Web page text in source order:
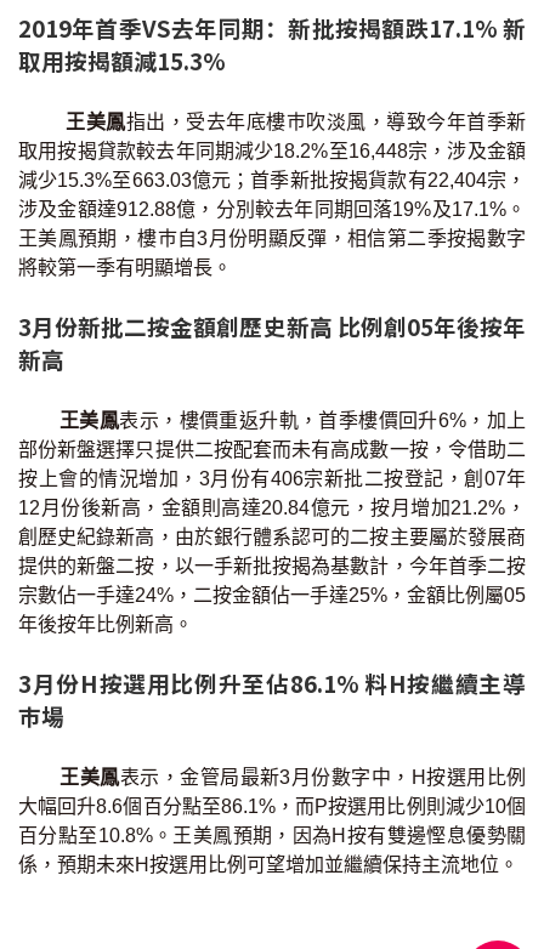
下載中心
按揭全面睇
新聞/研究
公司動態
按市新聞
按揭快趣智識
按揭智庫
樓按專欄
按揭百科
實時銀行資訊
裝修·保險優惠
免費裝修轉介服務
裝修設計專欄
火險、家居、寵物保險
2019年首季VS去年同期：新批按揭額跌17.1% 新
取用按揭額減15.3%
王美鳳指出，受去年底樓巿吹淡風，導致今年首季新
取用按揭貸款較去年同期減少18.2%至16,448宗，涉及金額
減少15.3%至663.03億元；首季新批按揭貨款有22,404宗，
涉及金額達912.88億，分別較去年同期回落19%及17.1%。
王美鳳預期，樓巿自3月份明顯反彈，相信第二季按揭數字
將較第一季有明顯增長。
3月份新批二按金額創歷史新高 比例創05年後按年
新高
王美鳳表示，樓價重返升軌，首季樓價回升6%，加上
部份新盤選擇只提供二按配套而未有高成數一按，令借助二
按上會的情況增加，3月份有406宗新批二按登記，創07年
12月份後新高，金額則高達20.84億元，按月增加21.2%，
創歷史紀錄新高，由於銀行體系認可的二按主要屬於發展商
提供的新盤二按，以一手新批按揭為基數計，今年首季二按
宗數佔一手達24%，二按金額佔一手達25%，金額比例屬05
年後按年比例新高。
3月份H按選用比例升至佔86.1% 料H按繼續主導
巿場
王美鳳表示，金管局最新3月份數字中，H按選用比例
大幅回升8.6個百分點至86.1%，而P按選用比例則減少10個
百分點至10.8%。王美鳳預期，因為H按有雙邊慳息優勢關
係，預期未來H按選用比例可望增加並繼續保持主流地位。